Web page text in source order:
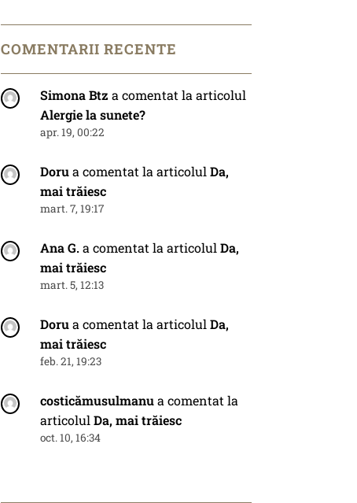
COMENTARII RECENTE
Simona Btz a comentat la articolul
Alergie la sunete?
apr. 19, 00:22
Dorua comentat la articolulDa,
mai trăiesc
mart. 7, 19:17
Ana G.a comentat la articolulDa,
mai trăiesc
mart. 5, 12:13
Dorua comentat la articolulDa,
mai trăiesc
feb. 21, 19:23
costicămusulmanua comentat la
articolulDa, mai trăiesc
oct. 10, 16:34